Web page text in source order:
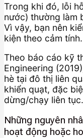
Trong khi đó, lỗi
nước) thường làm
Vì vậy, bạn nên
kiện theo cảm tính.
Theo báo cáo kỹ
Engineering
hè tại đô thị liên
khiển quạt, đặc
dừng/chạy liên tục.
Những nguyên
hoạt động hoặc